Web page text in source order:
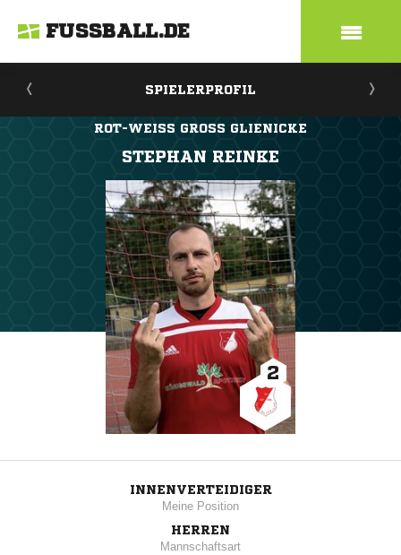
FUSSBALL.DE
SPIELERPROFIL
ROT-WEISS GROSS GLIENICKE
STEPHAN REINKE
2
INNENVERTEIDIGER
Meine Position
HERREN
Mannschaftsart